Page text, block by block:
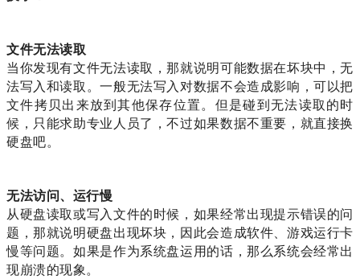
文件无法读取
当你发现有文件无法读取，那就说明可能数据在坏块中，无
法写入和读取。一般无法写入对数据不会造成影响，可以把
文件拷贝出来放到其他保存位置。但是碰到无法读取的时
候，只能求助专业人员了，不过如果数据不重要，就直接换
硬盘吧。
无法访问、运行慢
从硬盘读取或写入文件的时候，如果经常出现提示错误的问
题，那就说明硬盘出现坏块，因此会造成软件、游戏运行卡
慢等问题。如果是作为系统盘运用的话，那么系统会经常出
现崩溃的现象。